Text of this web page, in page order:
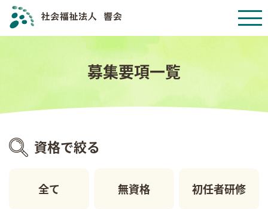
募集要項一覧
資格で絞る
全て 無資格 初任者研修